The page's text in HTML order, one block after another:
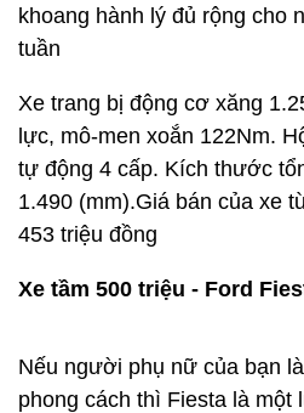
khoang hành lý đủ rộng cho
tuần
Xe trang bị động cơ xăng
lực, mô-men xoắn 122Nm.
tự động 4 cấp. Kích thước
1.490 (mm).Giá bán của xe
453 triệu đồng
Xe tầm 500 triệu - Ford
Nếu người phụ nữ của bạn
phong cách thì Fiesta là một